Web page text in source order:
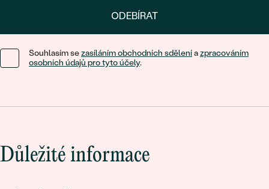
ODEBÍRAT
Souhlasím sezasíláním obchodních sděleníazpracováním
osobních údajů pro tyto účely.
Důležité informace